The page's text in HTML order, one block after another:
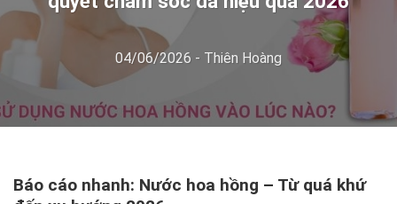
04/06/2026 - Thiên Hoàng
Báo cáo nhanh: Nước hoa hồng – Từ quá khứ